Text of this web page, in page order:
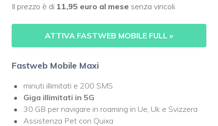
Il prezzo è di 11,95 euro al mese senza vincoli.
ATTIVA FASTWEB MOBILE FULL »
Fastweb Mobile Maxi
minuti illimitati e 200 SMS
Giga illimitati in 5G
30 GB per navigare in roaming in Ue, Uk e Svizzera
Assistenza Pet con Quixa